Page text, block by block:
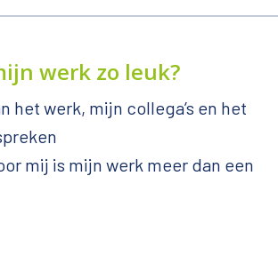
werk zo leuk?
het werk, mijn collega’s en het
mij is mijn werk meer dan een